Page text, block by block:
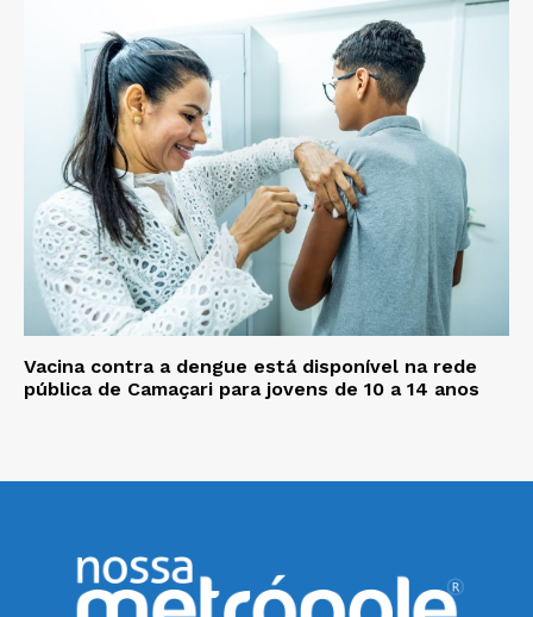
Vacina contra a dengue está disponível na rede
pública de Camaçari para jovens de 10 a 14 anos